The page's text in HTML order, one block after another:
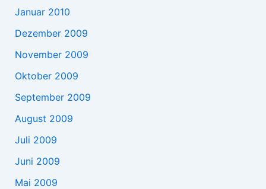
Januar 2010
Dezember 2009
November 2009
Oktober 2009
September 2009
August 2009
Juli 2009
Juni 2009
Mai 2009